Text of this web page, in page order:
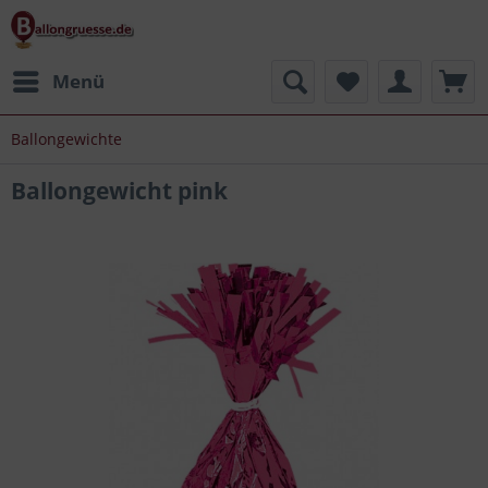
Menü
Ballongewichte
Ballongewicht pink